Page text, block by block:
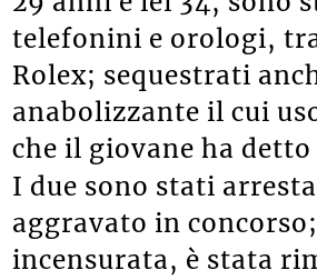
telefonini e orologi,
Rolex; sequestrati
anabolizzante il cui
che il giovane ha
I due sono stati
aggravato in
incensurata, è stata